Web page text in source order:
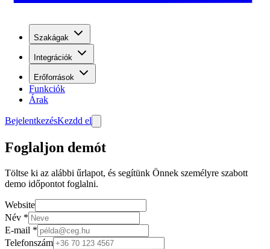
Szakágak
Integrációk
Erőforrások
Funkciók
Árak
BejelentkezésKezdd el
Foglaljon demót
Töltse ki az alábbi űrlapot, és segítünk Önnek személyre szabott
demo időpontot foglalni.
Website
Név *
E-mail *
Telefonszám